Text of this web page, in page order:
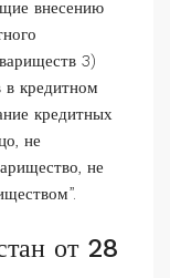
внесению
3)
в кредитном
кредитных
не
не
от 28